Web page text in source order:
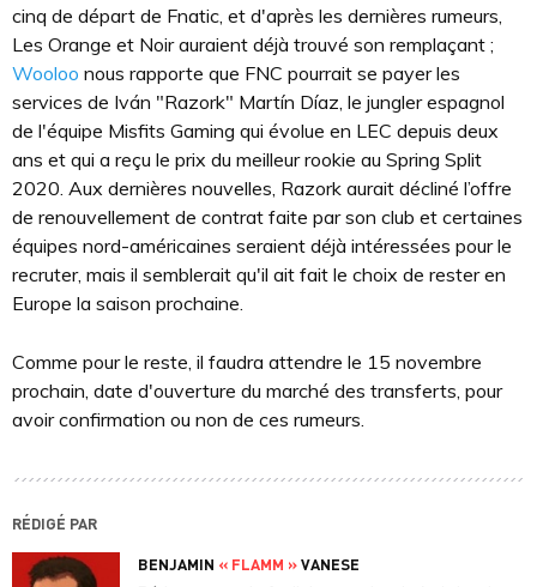
cinq de départ de Fnatic, et d'après les dernières rumeurs,
Les Orange et Noir auraient déjà trouvé son remplaçant ;
Wooloo nous rapporte que FNC pourrait se payer les
services de Iván "Razork" Martín Díaz, le jungler espagnol
de l'équipe Misfits Gaming qui évolue en LEC depuis deux
ans et qui a reçu le prix du meilleur rookie au Spring Split
2020. Aux dernières nouvelles, Razork aurait décliné l’offre
de renouvellement de contrat faite par son club et certaines
équipes nord-américaines seraient déjà intéressées pour le
recruter, mais il semblerait qu'il ait fait le choix de rester en
Europe la saison prochaine.
Comme pour le reste, il faudra attendre le 15 novembre
prochain, date d'ouverture du marché des transferts, pour
avoir confirmation ou non de ces rumeurs.
RÉDIGÉ PAR
BENJAMIN « FLAMM »VANESE